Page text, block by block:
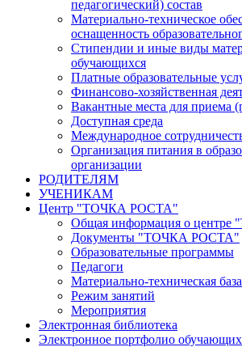
педагогический) состав
Материально-техническое
оснащенность
Стипендии и иные виды
обучающихся
Платные образовательные
Финансово-хозяйственная
Вакантные места для приема
Доступная среда
Международное
Организация питания в
организации
РОДИТЕЛЯМ
УЧЕНИКАМ
Центр "ТОЧКА РОСТА"
Общая информация о
Документы "ТОЧКА РОСТА"
Образовательные программы
Педагоги
Материально-техническая база
Режим занятий
Мероприятия
Электронная библиотека
Электронное портфолио